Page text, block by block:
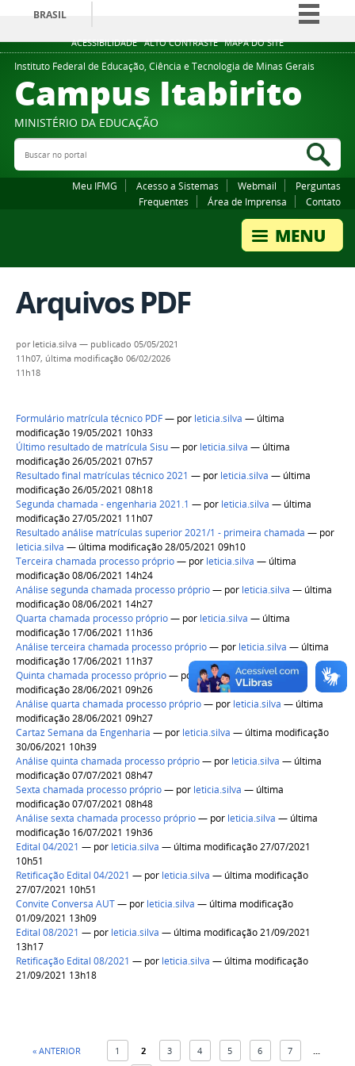
ACESSIBILIDADE ALTO CONTRASTE MAPA DO SITE
BRASIL
Simplifique!
Comunica BR
Participe
Legislação
Instituto Federal de Educação, Ciência e Tecnologia de Minas Gerais
Campus Itabirito
MINISTÉRIO DA EDUCAÇÃO
Buscar no portal
Meu IFMG Acesso a Sistemas Webmail
Perguntas
Frequentes
Área de Imprensa Contato
Arquivos PDF
por leticia.silva — publicado 05/05/2021
11h07, última modificação 06/02/2026
11h18
Formulário matrícula técnico PDF— por leticia.silva — última
modificação 19/05/2021 10h33
Último resultado de matrícula Sisu— por leticia.silva — última
modificação 26/05/2021 07h57
Resultado final matrículas técnico 2021 — por leticia.silva — última
modificação 26/05/2021 08h18
Segunda chamada - engenharia 2021.1 — por leticia.silva — última
modificação 27/05/2021 11h07
Resultado análise matrículas superior 2021/1 - primeira chamada — por
leticia.silva — última modificação 28/05/2021 09h10
Terceira chamada processo próprio— por leticia.silva — última
modificação 08/06/2021 14h24
Análise segunda chamada processo próprio— por leticia.silva — última
modificação 08/06/2021 14h27
Quarta chamada processo próprio— por leticia.silva — última
modificação 17/06/2021 11h36
Análise terceira chamada processo próprio— por leticia.silva — última
modificação 17/06/2021 11h37
Quinta chamada processo próprio— porleticia.silva— última
modificação 28/06/2021 09h26
Análise quarta chamada processo próprio— por leticia.silva — última
modificação 28/06/2021 09h27
Cartaz Semana da Engenharia — por leticia.silva — última modificação
30/06/2021 10h39
Análise quinta chamada processo próprio— por leticia.silva — última
modificação 07/07/2021 08h47
Sexta chamada processo próprio— por leticia.silva — última
modificação 07/07/2021 08h48
Análise sexta chamada processo próprio— por leticia.silva — última
modificação 16/07/2021 19h36
Edital 04/2021 — por leticia.silva — última modificação 27/07/2021
10h51
Retificação Edital 04/2021 — por leticia.silva — última modificação
27/07/2021 10h51
Convite Conversa AUT— por leticia.silva — última modificação
01/09/2021 13h09
Edital 08/2021 — por leticia.silva — última modificação 21/09/2021
13h17
Retificação Edital 08/2021 — por leticia.silva — última modificação
21/09/2021 13h18
« ANTERIOR 1 2 3 4 5 6 7 ...